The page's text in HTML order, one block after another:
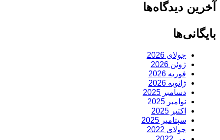
آخرین دیدگاه‌ها
بایگانی‌ها
جولای 2026
ژوئن 2026
فوریه 2026
ژانویه 2026
دسامبر 2025
نوامبر 2025
اکتبر 2025
سپتامبر 2025
جولای 2022